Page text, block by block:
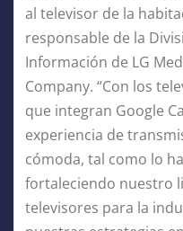
al televisor de la
responsable de la
Información de LG
Company. “Con los
que integran Google
experiencia de
cómoda, tal como lo
fortaleciendo nuestro
televisores para la